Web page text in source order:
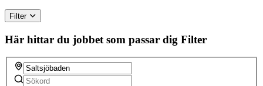
Filter
Här hittar du jobbet som passar dig Filter